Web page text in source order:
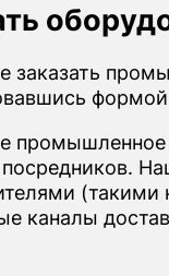
заказать
промышленное
каналы